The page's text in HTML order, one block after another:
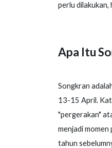
perlu dilakukan,
Apa Itu
Songkran
13-15 April.
"pergerakan"
menjadi
tahun